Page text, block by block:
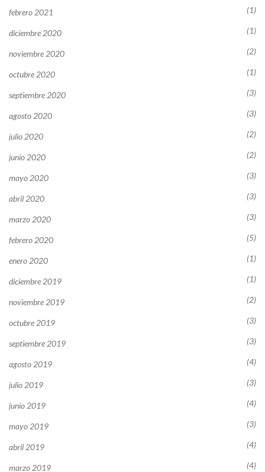
febrero 2021 (1)
diciembre 2020 (1)
noviembre 2020 (2)
octubre 2020 (1)
septiembre 2020 (3)
agosto 2020 (3)
julio 2020 (2)
junio 2020 (2)
mayo 2020 (3)
abril 2020 (3)
marzo 2020 (3)
febrero 2020 (5)
enero 2020 (1)
diciembre 2019 (1)
noviembre 2019 (2)
octubre 2019 (3)
septiembre 2019 (3)
agosto 2019 (4)
julio 2019 (3)
junio 2019 (4)
mayo 2019 (3)
abril 2019 (4)
marzo 2019 (4)